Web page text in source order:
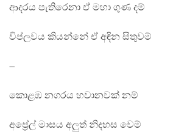
ආදරය පැතිරෙනා ඒ මහා ගුණ දම්
විප්ලවය කියන්නේ ඒ අඳින සිතුවම්
–
කොළඹ නගරය හවානවක් නම්
අප්‍රේල් මාසය අලුත් නිදහස වෙම්